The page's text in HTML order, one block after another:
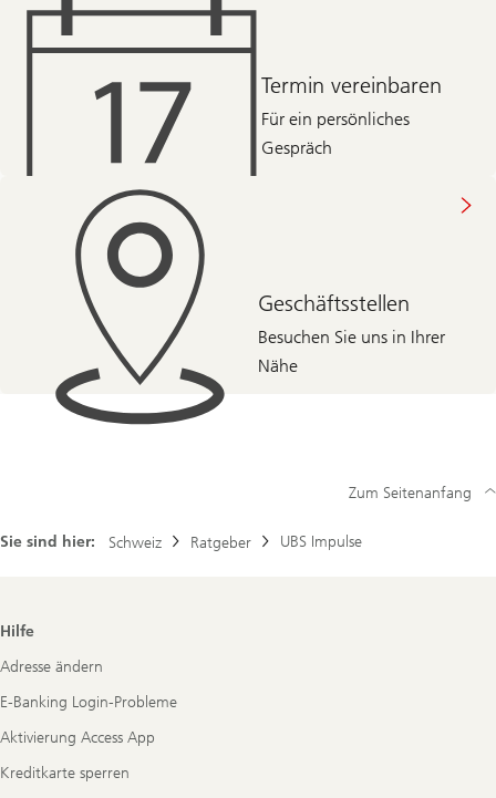
Termin vereinbaren
Für ein persönliches
Gespräch
Geschäftsstellen
Besuchen Sie uns in Ihrer
Nähe
Sie sind hier: Schweiz Ratgeber UBS Impulse
Zum Seitenanfang
Footer
Hilfe
Adresse ändern
E-Banking Login-Probleme
Aktivierung Access App
Kreditkarte sperren